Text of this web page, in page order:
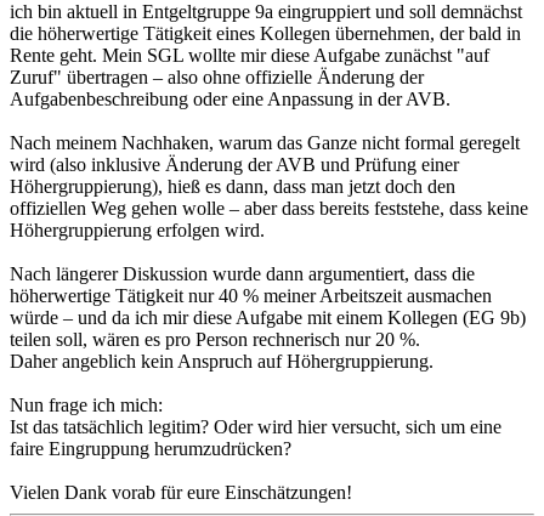
ich bin aktuell in Entgeltgruppe 9a eingruppiert und soll demnächst
die höherwertige Tätigkeit eines Kollegen übernehmen, der bald in
Rente geht. Mein SGL wollte mir diese Aufgabe zunächst "auf
Zuruf" übertragen – also ohne offizielle Änderung der
Aufgabenbeschreibung oder eine Anpassung in der AVB.
Nach meinem Nachhaken, warum das Ganze nicht formal geregelt
wird (also inklusive Änderung der AVB und Prüfung einer
Höhergruppierung), hieß es dann, dass man jetzt doch den
offiziellen Weg gehen wolle – aber dass bereits feststehe, dass keine
Höhergruppierung erfolgen wird.
Nach längerer Diskussion wurde dann argumentiert, dass die
höherwertige Tätigkeit nur 40 % meiner Arbeitszeit ausmachen
würde – und da ich mir diese Aufgabe mit einem Kollegen (EG 9b)
teilen soll, wären es pro Person rechnerisch nur 20 %.
Daher angeblich kein Anspruch auf Höhergruppierung.
Nun frage ich mich:
Ist das tatsächlich legitim? Oder wird hier versucht, sich um eine
faire Eingruppung herumzudrücken?
Vielen Dank vorab für eure Einschätzungen!